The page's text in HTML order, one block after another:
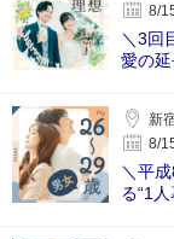
8/
＼3回
愛の
新
8/
＼平
る“1